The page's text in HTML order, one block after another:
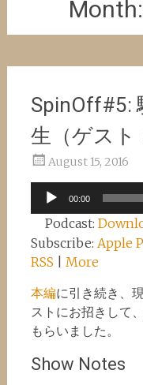
SpinOff#5:
生（ゲスト
August 15, 2016
Audio
Player
00:00
Podcast:
Subscribe: Apple
RSS
More
本編に引き続き、
ストにお招きして
もらいました。
Show Notes